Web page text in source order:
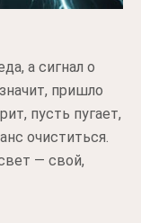
а сигнал о
пришло
пусть пугает,
очиститься.
— свой,